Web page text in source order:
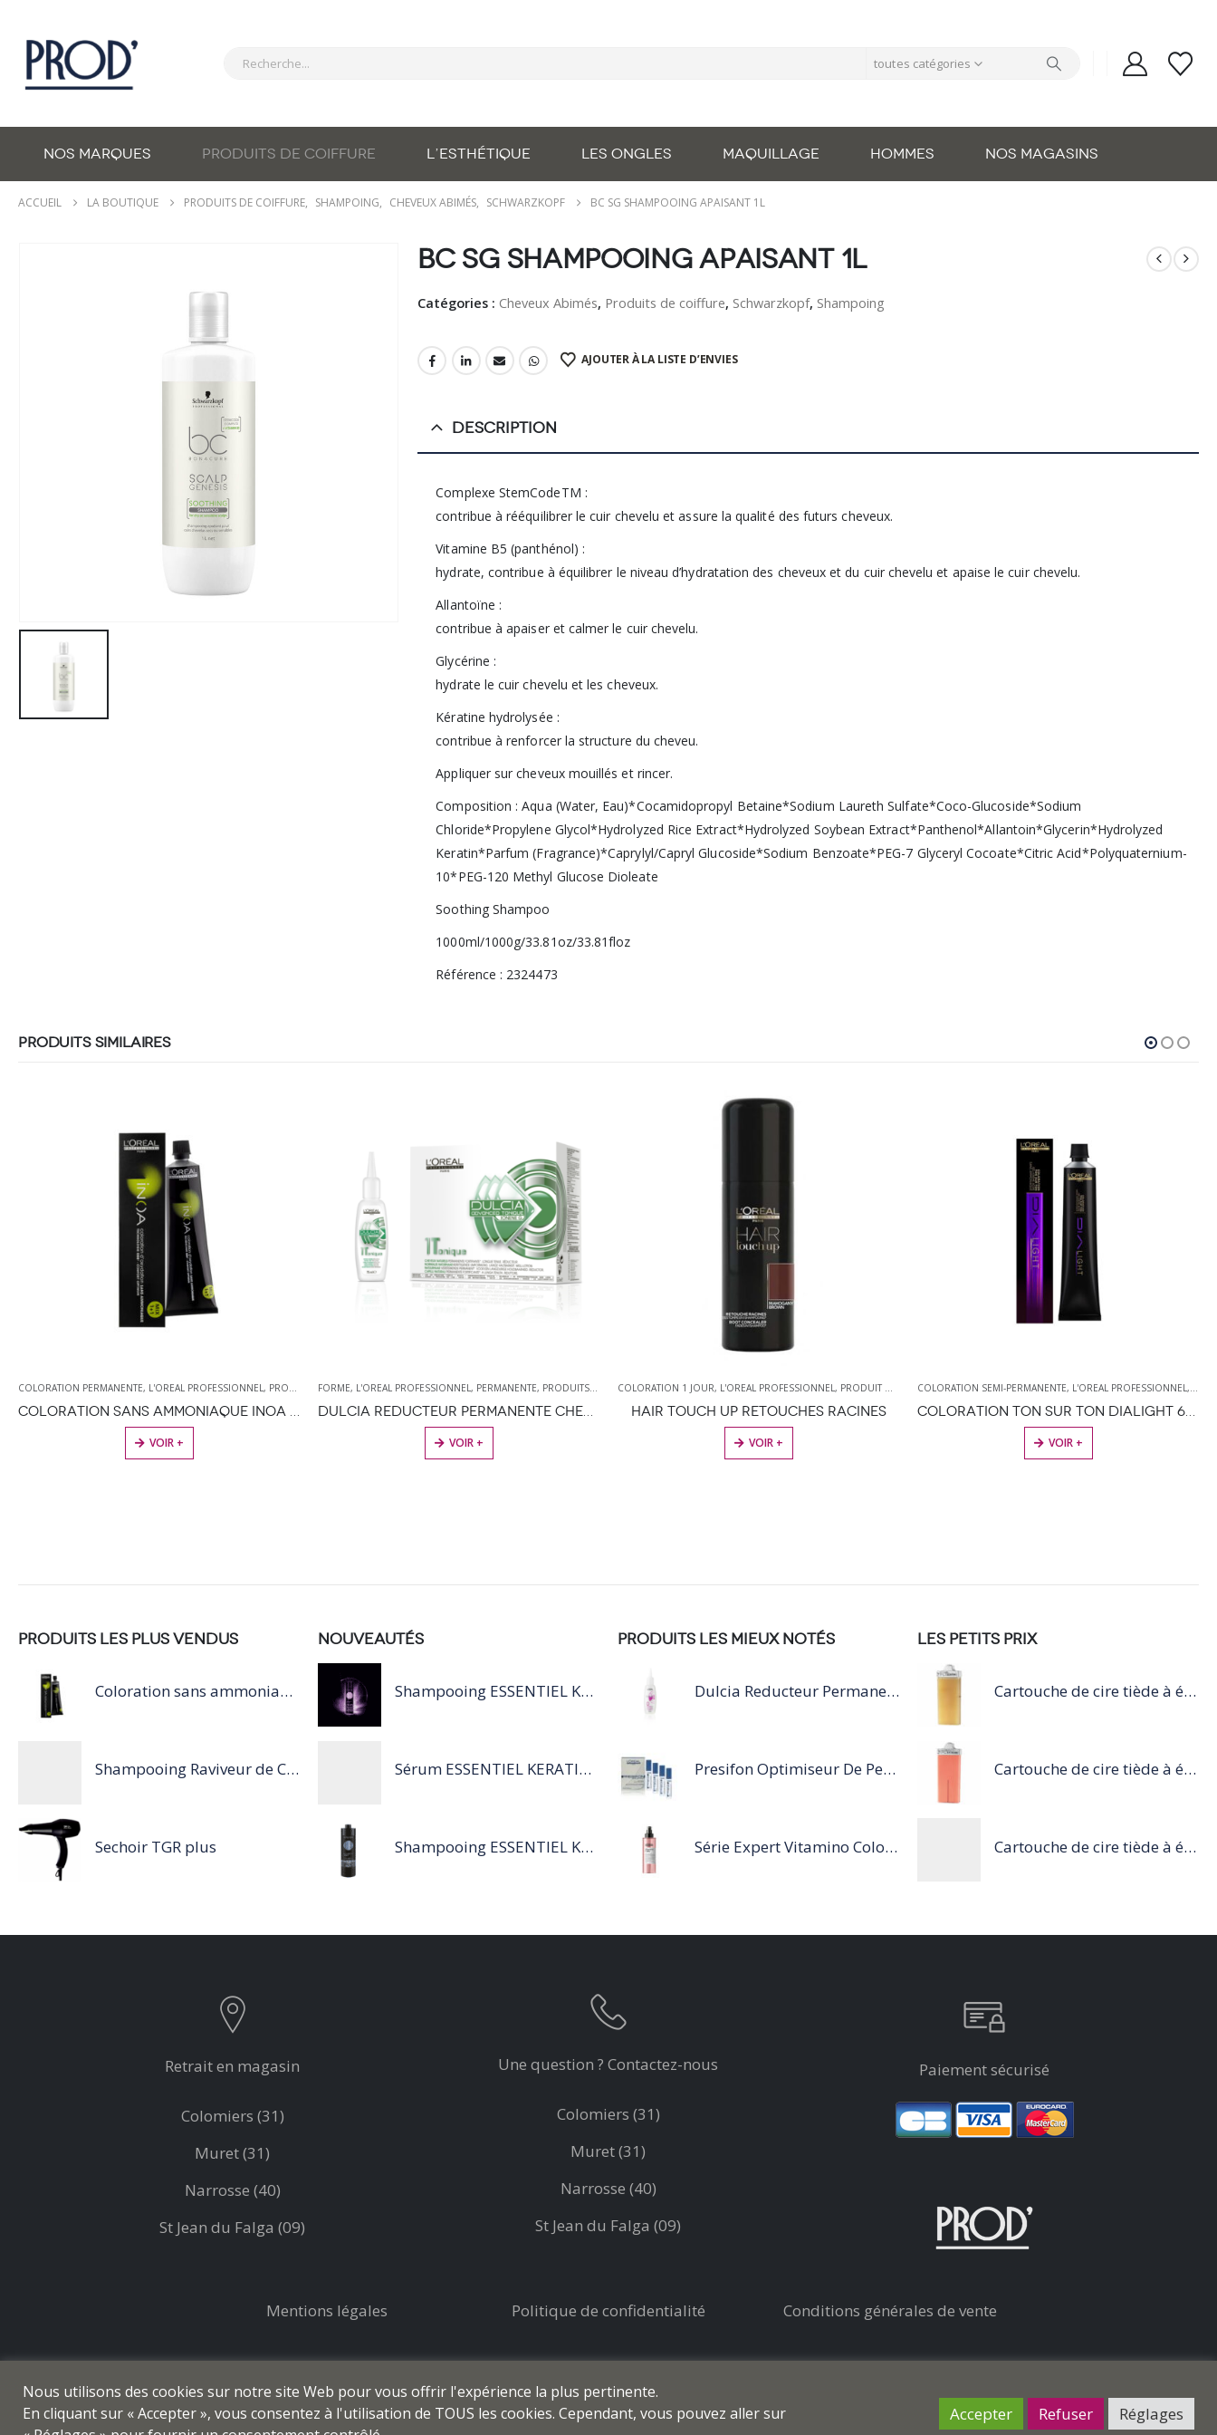
toutes catégories
NOS MARQUES PRODUITS DE COIFFURE L’ESTHÉTIQUE LES ONGLES MAQUILLAGE HOMMES NOS MAGASINS
ACCUEIL LA BOUTIQUE PRODUITS DE COIFFURE, SHAMPOING, CHEVEUX ABIMÉS, SCHWARZKOPF BC SG SHAMPOOING APAISANT 1L
BC SG Shampooing Apaisant 1L
Catégories : Cheveux Abimés, Produits de coiffure, Schwarzkopf, Shampoing
AJOUTER À LA LISTE D’ENVIES
DESCRIPTION
Complexe StemCodeTM :
contribue à rééquilibrer le cuir chevelu et assure la qualité des futurs cheveux.
Vitamine B5 (panthénol) :
hydrate, contribue à équilibrer le niveau d’hydratation des cheveux et du cuir chevelu et apaise le cuir chevelu.
Allantoïne :
contribue à apaiser et calmer le cuir chevelu.
Glycérine :
hydrate le cuir chevelu et les cheveux.
Kératine hydrolysée :
contribue à renforcer la structure du cheveu.
Appliquer sur cheveux mouillés et rincer.
Composition : Aqua (Water, Eau)*Cocamidopropyl Betaine*Sodium Laureth Sulfate*Coco-Glucoside*Sodium
Chloride*Propylene Glycol*Hydrolyzed Rice Extract*Hydrolyzed Soybean Extract*Panthenol*Allantoin*Glycerin*Hydrolyzed
Keratin*Parfum (Fragrance)*Caprylyl/Capryl Glucoside*Sodium Benzoate*PEG-7 Glyceryl Cocoate*Citric Acid*Polyquaternium-
10*PEG-120 Methyl Glucose Dioleate
Soothing Shampoo
1000ml/1000g/33.81oz/33.81floz
Référence : 2324473
PRODUITS SIMILAIRES
,PRODUITS DE COIFFURE
FORME,L'OREAL PROFESSIONNEL,PERMANENTE,PRODUITS DE COIFFURE
DULCIA REDUCTEUR PERMANENTE CHEVEUX NATURELS
VOIR +
COLORATION 1 JOUR,L'OREAL PROFESSIONNEL, PRODUIT DE COLORATION ,PRODUITS DE COIFFURE
HAIR TOUCH UP RETOUCHES RACINES
VOIR +
CE PRODUIT A PLUSIEURS VARIATIONS. LES OPTIONS PEUVENT ÊTRE CHOISIES SUR LA PAGE DU PRODUIT
COLORATION SEMI-PERMANENTE,L'OREAL PROFESSIONNEL PRODUIT DE COLORATION,PRODUITS DE COIFFURE
COLORATION TON SUR TON DIALIGHT 60 ML
VOIR +
CE PRODUIT A PLUSIEURS VARIATIONS. LES OPTIONS PEUVENT ÊTRE CHOISIES SUR LA PAGE DU PRODUIT
COLORATION PERMANENTE,L'OREAL PROFESSIONNEL,PRODUIT DE COLORATION
COLORATION PERMANENTE LUO COLOR 50 ML
VOIR +
CE PRODUIT A PLUSIEURS VARIATIONS. LES OPTIONS PEUVENT ÊTRE CHOISIES SUR LA PAGE DU PRODUIT
PRODUITS LES PLUS VENDUS
Coloration sans ammoniaque Inoa / 60ML
Shampooing Raviveur de Couleur 300 ml Rose de Schwarzkopf Professional
Sechoir TGR plus
NOUVEAUTÉS
Shampooing ESSENTIEL KERATIN SILVER 250ML
Sérum ESSENTIEL KERATIN SENSITIVE 40 ML
Shampooing ESSENTIEL KERATIN SENSITIVE 1L
PRODUITS LES MIEUX NOTÉS
Dulcia Reducteur Permanente Cheveux Naturels Très Résistant
Presifon Optimiseur De Permanente 12x15Ml
Série Expert Vitamino Color Spray 10 In 1 190 ML 190 ML
LES PETITS PRIX
Cartouche de cire tiède à épiler 100ml miel
Cartouche de cire tiède à épiler 100ml rose
Cartouche de cire tiède à épiler 100ml blanc
Retrait en magasin
Colomiers (31)
Muret (31)
Narrosse (40)
St Jean du Falga (09)
Une question ? Contactez-nous
Colomiers (31)
Muret (31)
Narrosse (40)
St Jean du Falga (09)
Paiement sécurisé
Mentions légales Politique de confidentialité Conditions générales de vente
© prod-coiffure.com - Tous droits réservés
Nous utilisons des cookies sur notre site Web pour vous offrir l'expérience la plus pertinente.
En cliquant sur « Accepter », vous consentez à l'utilisation de TOUS les cookies. Cependant, vous pouvez aller sur
Accepter Refuser Réglages